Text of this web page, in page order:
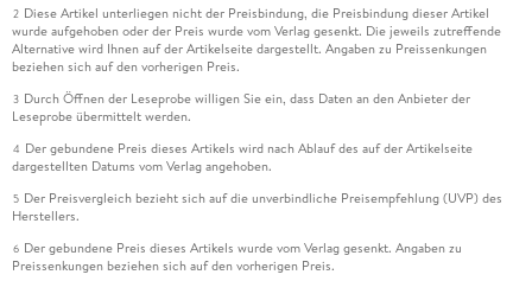
2 Diese Artikel unterliegen nicht der Preisbindung, die Preisbindung dieser Artikel
wurde aufgehoben oder der Preis wurde vom Verlag gesenkt. Die jeweils zutreffende
Alternative wird Ihnen auf der Artikelseite dargestellt. Angaben zu Preissenkungen
beziehen sich auf den vorherigen Preis.
3 Durch Öffnen der Leseprobe willigen Sie ein, dass Daten an den Anbieter der
Leseprobe übermittelt werden.
4 Der gebundene Preis dieses Artikels wird nach Ablauf des auf der Artikelseite
dargestellten Datums vom Verlag angehoben.
5 Der Preisvergleich bezieht sich auf die unverbindliche Preisempfehlung (UVP) des
Herstellers.
6 Der gebundene Preis dieses Artikels wurde vom Verlag gesenkt. Angaben zu
Preissenkungen beziehen sich auf den vorherigen Preis.